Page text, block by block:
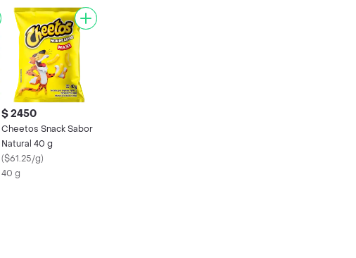
$ 2450
Cheetos Snack Sabor
Natural 40 g
($61.25/g)
40 g